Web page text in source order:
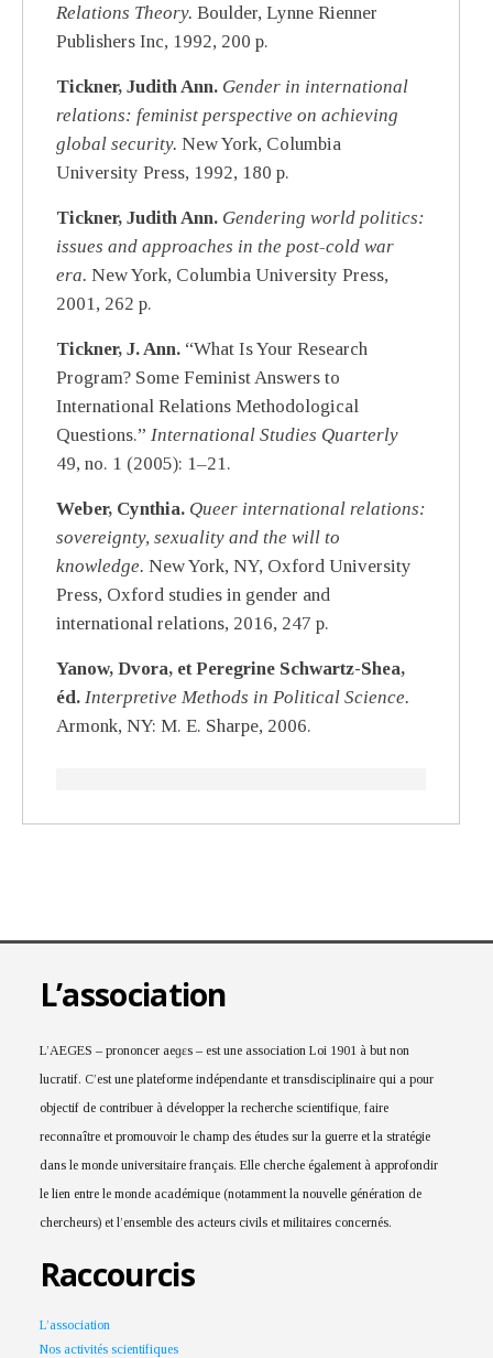
Relations Theory. Boulder, Lynne Rienner
Publishers Inc, 1992, 200 p.
Tickner, Judith Ann. Gender in international
relations: feminist perspective on achieving
global security. New York, Columbia
University Press, 1992, 180 p.
Tickner, Judith Ann. Gendering world politics:
issues and approaches in the post-cold war
era. New York, Columbia University Press,
2001, 262 p.
Tickner, J. Ann. “What Is Your Research
Program? Some Feminist Answers to
International Relations Methodological
Questions.” International Studies Quarterly
49, no. 1 (2005): 1–21.
Weber, Cynthia. Queer international relations:
sovereignty, sexuality and the will to
knowledge. New York, NY, Oxford University
Press, Oxford studies in gender and
international relations, 2016, 247 p.
Yanow, Dvora, et Peregrine Schwartz-Shea,
éd. Interpretive Methods in Political Science.
Armonk, NY: M. E. Sharpe, 2006.
L’association
L’AEGES – prononcer aeɡɛs – est une association Loi 1901 à but non
lucratif. C’est une plateforme indépendante et transdisciplinaire qui a pour
objectif de contribuer à développer la recherche scientifique, faire
reconnaître et promouvoir le champ des études sur la guerre et la stratégie
dans le monde universitaire français. Elle cherche également à approfondir
le lien entre le monde académique (notamment la nouvelle génération de
chercheurs) et l’ensemble des acteurs civils et militaires concernés.
Raccourcis
L’association
Nos activités scientifiques